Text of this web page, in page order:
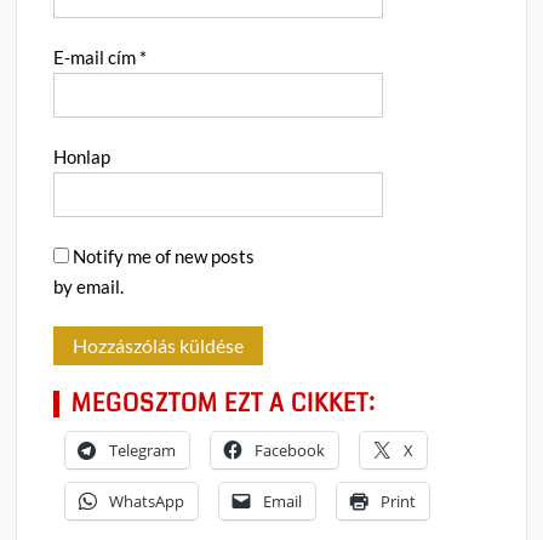
E-mail cím *
Honlap
Notify me of new posts
by email.
MEGOSZTOM EZT A CIKKET:
Telegram Facebook X
WhatsApp Email Print